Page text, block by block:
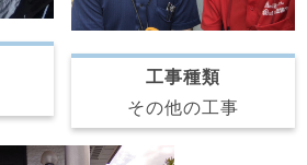
工事種類
その他の工事